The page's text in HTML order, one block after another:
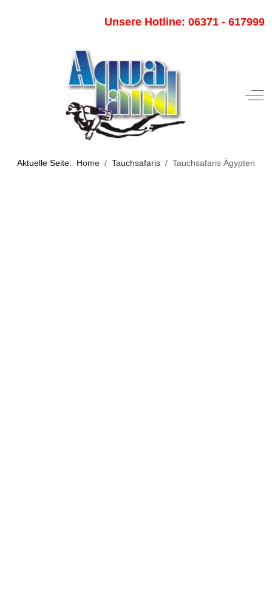
Unsere Hotline: 06371 - 617999
Off-
Aktuelle Seite: Home Tauchsafaris Tauchsafaris Ägypten